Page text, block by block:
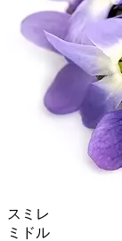
スミレ
ミドル